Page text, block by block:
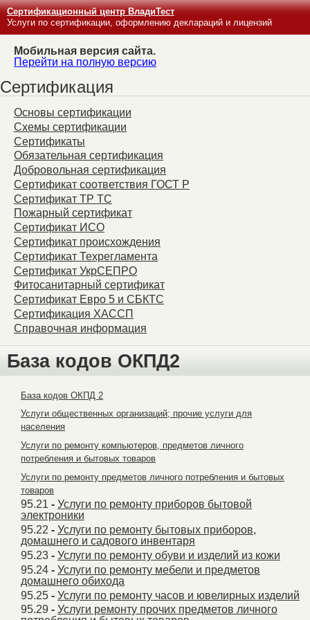
Сертификационный центр ВладиТест
Услуги по сертификации, оформлению деклараций и лицензий
Мобильная версия сайта.
Перейти на полную версию
Сертификация
Основы сертификации
Схемы сертификации
Сертификаты
Обязательная сертификация
Добровольная сертификация
Сертификат соответствия ГОСТ Р
Сертификат ТР ТС
Пожарный сертификат
Сертификат ИСО
Сертификат происхождения
Сертификат Техрегламента
Сертификат УкрСЕПРО
Фитосанитарный сертификат
Сертификат Евро 5 и СБКТС
Сертификация ХАССП
Справочная информация
База кодов ОКПД2
База кодов ОКПД 2
Услуги общественных организаций; прочие услуги для
населения
Услуги по ремонту компьютеров, предметов личного
потребления и бытовых товаров
Услуги по ремонту предметов личного потребления и бытовых
товаров
95.21 - Услуги по ремонту приборов бытовой
электроники
95.22 - Услуги по ремонту бытовых приборов,
домашнего и садового инвентаря
95.23 - Услуги по ремонту обуви и изделий из кожи
95.24 - Услуги по ремонту мебели и предметов
домашнего обихода
95.25 - Услуги по ремонту часов и ювелирных изделий
95.29 - Услуги ремонту прочих предметов личного